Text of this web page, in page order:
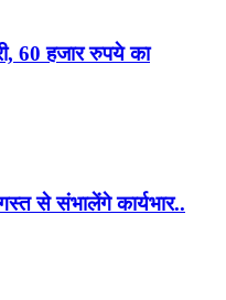
60 हजार रुपये का
से संभालेंगे कार्यभार..